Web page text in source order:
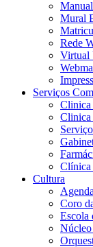
Mural
Rede
Virtual
Serviços
Clinica
Clinica
Clínica
Cultura
Coro
Escola